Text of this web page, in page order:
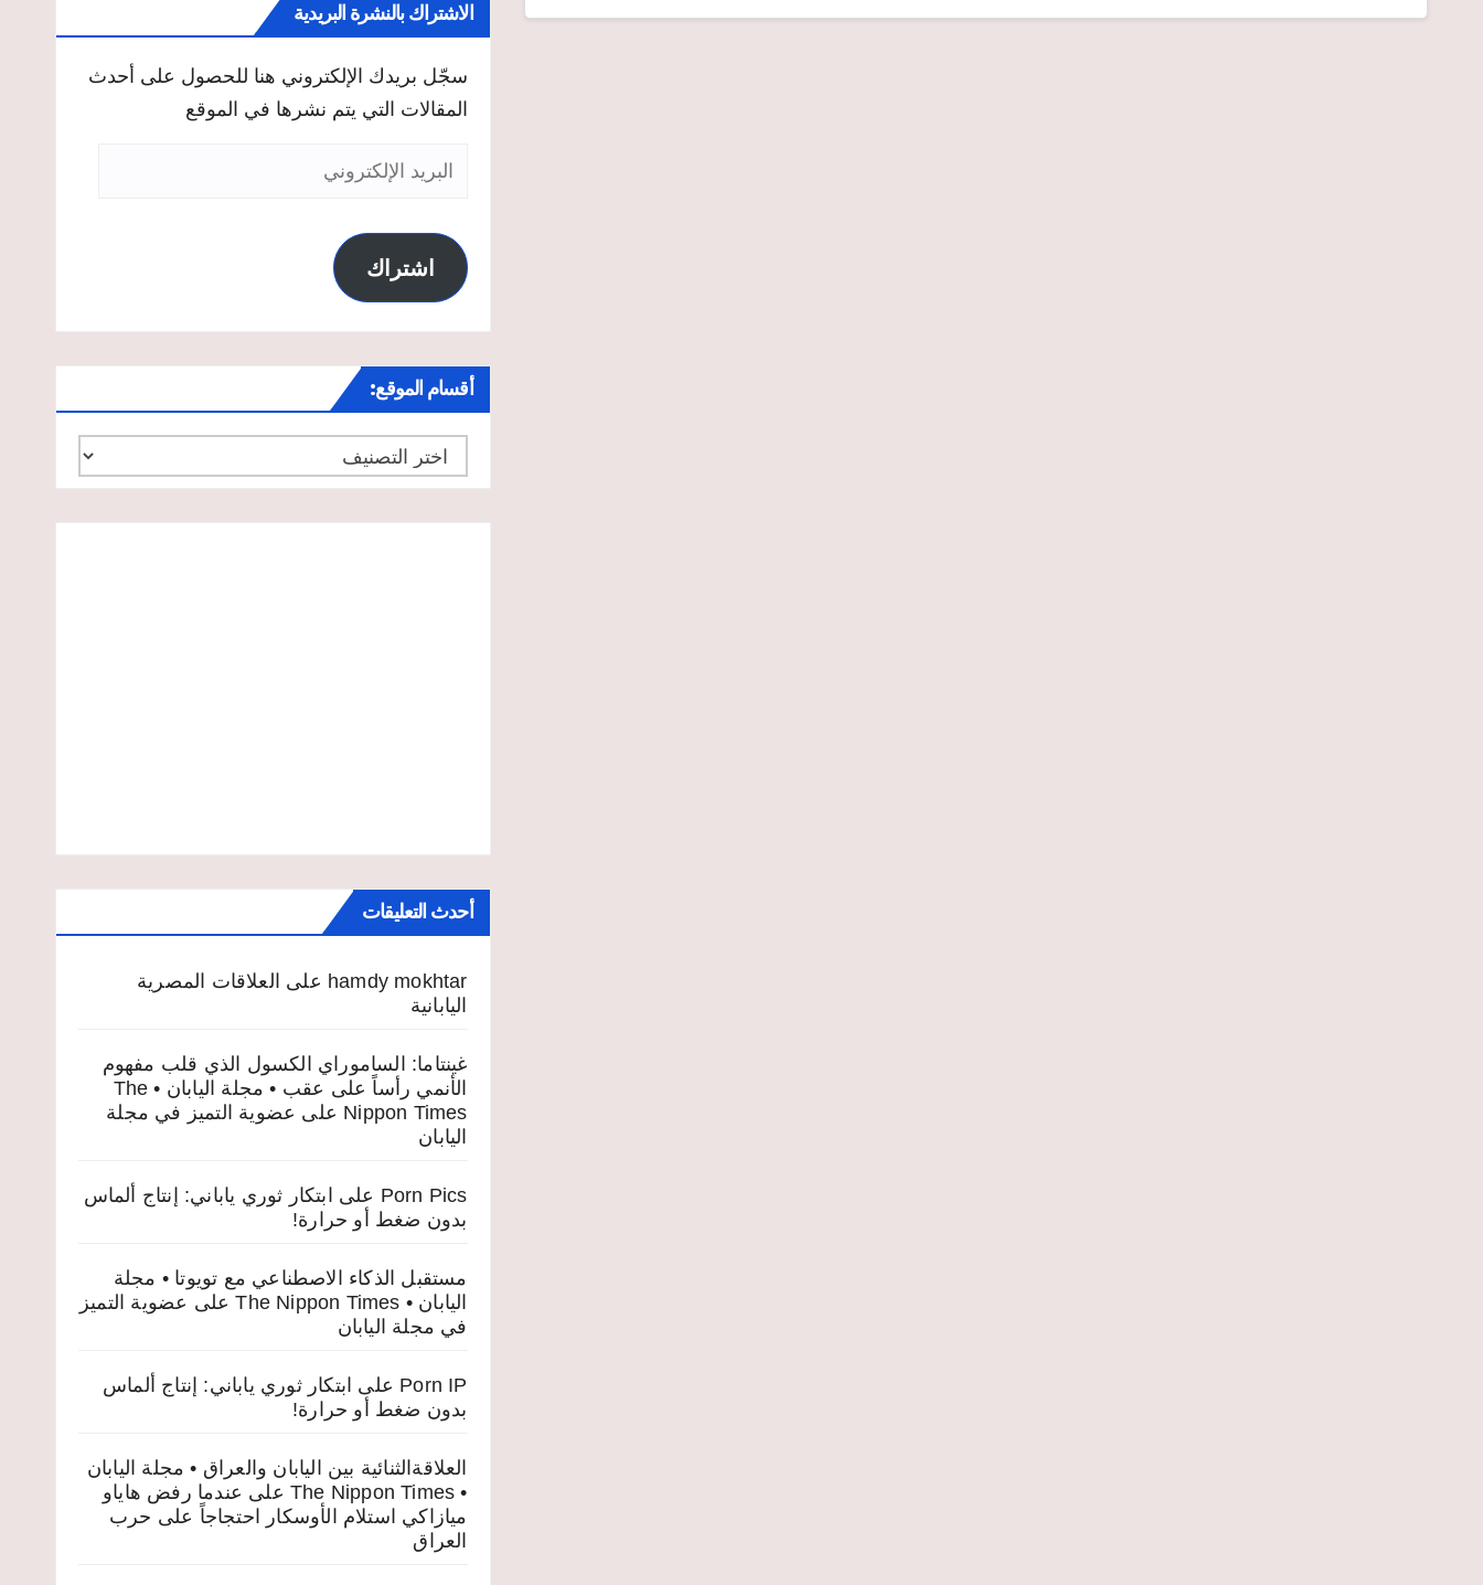
الاشتراك بالنشرة البريدية
سجّل بريدك الإلكتروني هنا للحصول على أحدث
المقالات التي يتم نشرها في الموقع
البريد
اشتراك
أقسام الموقع:
أقسام
الموقع:
أحدث التعليقات
hamdy mokhtar على العلاقات المصرية
اليابانية
غينتاما: الساموراي الكسول الذي قلب مفهوم
الأنمي رأساً على عقب • مجلة اليابان • The
Nippon Times على عضوية التميز في مجلة
اليابان
Porn Pics على
ابتكار ثوري ياباني: إنتاج ألماس
بدون ضغط أو حرارة!
مستقبل الذكاء الاصطناعي مع تويوتا • مجلة
اليابان • The Nippon Times
على عضوية التميز
في مجلة اليابان
Porn IP على ابتكار ثوري ياباني: إنتاج ألماس
بدون ضغط أو حرارة!
العلاقةالثنائية بين اليابان والعراق • مجلة اليابان
• The Nippon Times
على عندما رفض هاياو
ميازاكي استلام الأوسكار احتجاجاً على حرب
العراق